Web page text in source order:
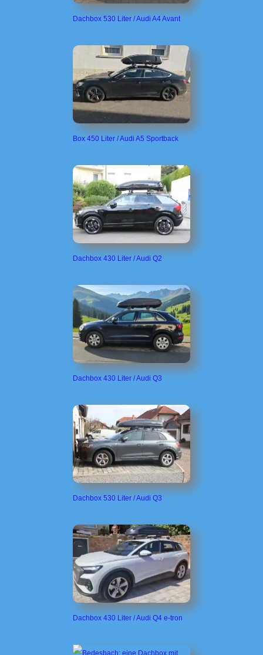
Dachbox 530 Liter / Audi A4 Avant
Box 450 Liter / Audi A5 Sportback
Dachbox 430 Liter / Audi Q2
Dachbox 430 Liter / Audi Q3
Dachbox 530 Liter / Audi Q3
Dachbox 430 Liter / Audi Q4 e-tron